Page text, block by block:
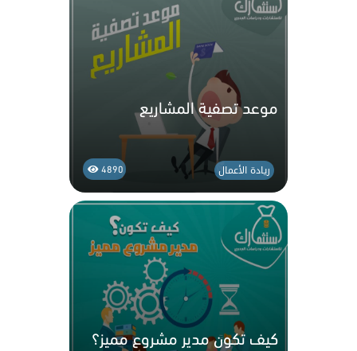
موعد تصفية المشاريع
4890 ريادة الأعمال
كيف تكون مدير مشروع مميز؟